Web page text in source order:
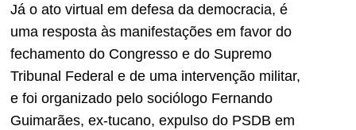
Já o ato virtual em defesa da democracia, é
uma resposta às manifestações em favor do
fechamento do Congresso e do Supremo
Tribunal Federal e de uma intervenção militar,
e foi organizado pelo sociólogo Fernando
Guimarães, ex-tucano, expulso do PSDB em